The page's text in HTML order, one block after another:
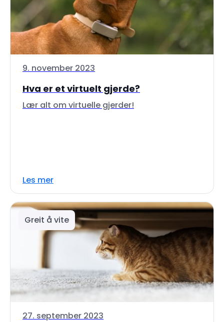
9. november 2023
Hva er et virtuelt gjerde?
Lær alt om virtuelle gjerder!
Les mer
Greit å vite
27. september 2023